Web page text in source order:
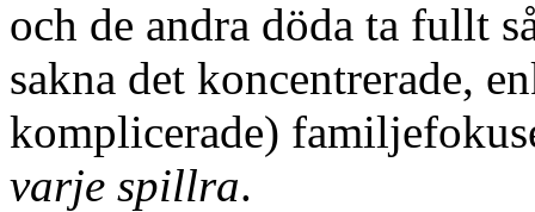
och de andra döda ta fullt
sakna det koncentrerade,
komplicerade)
varje spillra.